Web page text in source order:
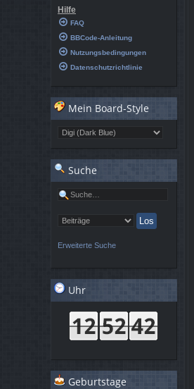
Hilfe
FAQ
BBCode-Anleitung
Nutzungsbedingungen
Datenschutzrichtlinie
Mein Board-Style
Suche
Erweiterte Suche
Uhr
Geburtstage